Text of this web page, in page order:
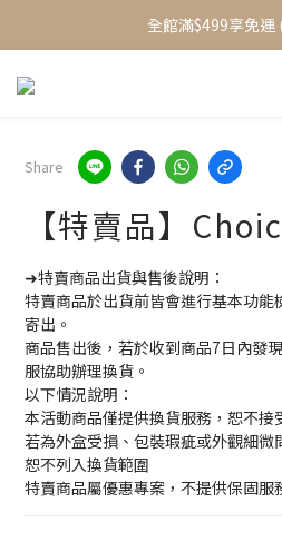
加入會員立即送
全館滿$499享免運
加入會員立即送
Share
【特賣品】
➜特賣商品出貨與售後說明：
特賣商品於出貨前皆會進行基本功
寄出。
商品售出後，若於收到商品7日內發
服協助辦理換貨。
以下情況說明：
本活動商品僅提供換貨服務，恕不接
若為外盒受損、包裝瑕疵或外觀細微
恕不列入換貨範圍
特賣商品屬優惠專案，不提供保固服